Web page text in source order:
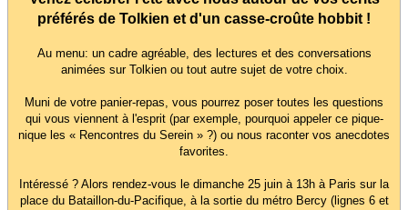
préférés de Tolkien et d'un casse-croûte hobbit !
Au menu: un cadre agréable, des lectures et des conversations
animées sur Tolkien ou tout autre sujet de votre choix.
Muni de votre panier-repas, vous pourrez poser toutes les questions
qui vous viennent à l'esprit (par exemple, pourquoi appeler ce pique-
nique les « Rencontres du Serein » ?) ou nous raconter vos anecdotes
favorites.
Intéressé ? Alors rendez-vous le dimanche 25 juin à 13h à Paris sur la
place du Bataillon-du-Pacifique, à la sortie du métro Bercy (lignes 6 et